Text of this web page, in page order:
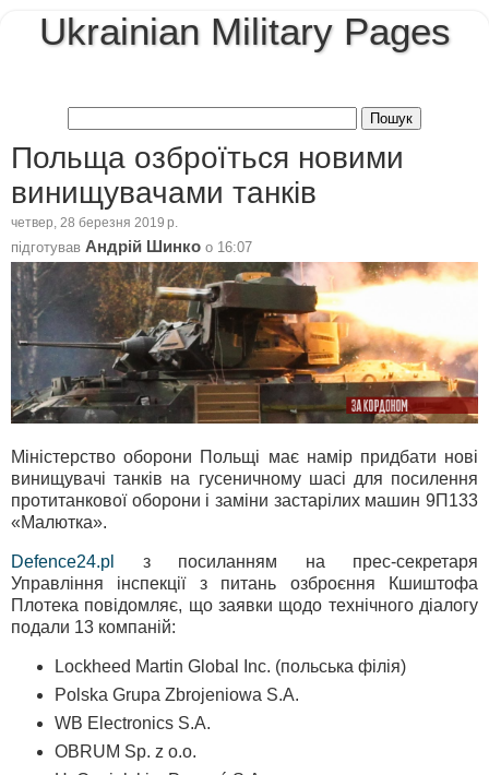
Ukrainian Military Pages
Польща озброїться новими
винищувачами танків
четвер, 28 березня 2019 р.
підготував Андрій Шинко о 16:07
Міністерство оборони Польщі має намір придбати нові
винищувачі танків на гусеничному шасі для посилення
протитанкової оборони і заміни застарілих машин 9П133
«Малютка».
Defence24.pl
з посиланням на прес-секретаря
Управління інспекції з питань озброєння Кшиштофа
Плотека повідомляє, що заявки щодо технічного діалогу
подали 13 компаній:
Lockheed Martin Global Inc. (польська філія)
Polska Grupa Zbrojeniowa S.A.
WB Electronics S.A.
OBRUM Sp. z o.o.